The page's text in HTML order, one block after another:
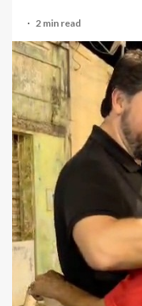
2 min read